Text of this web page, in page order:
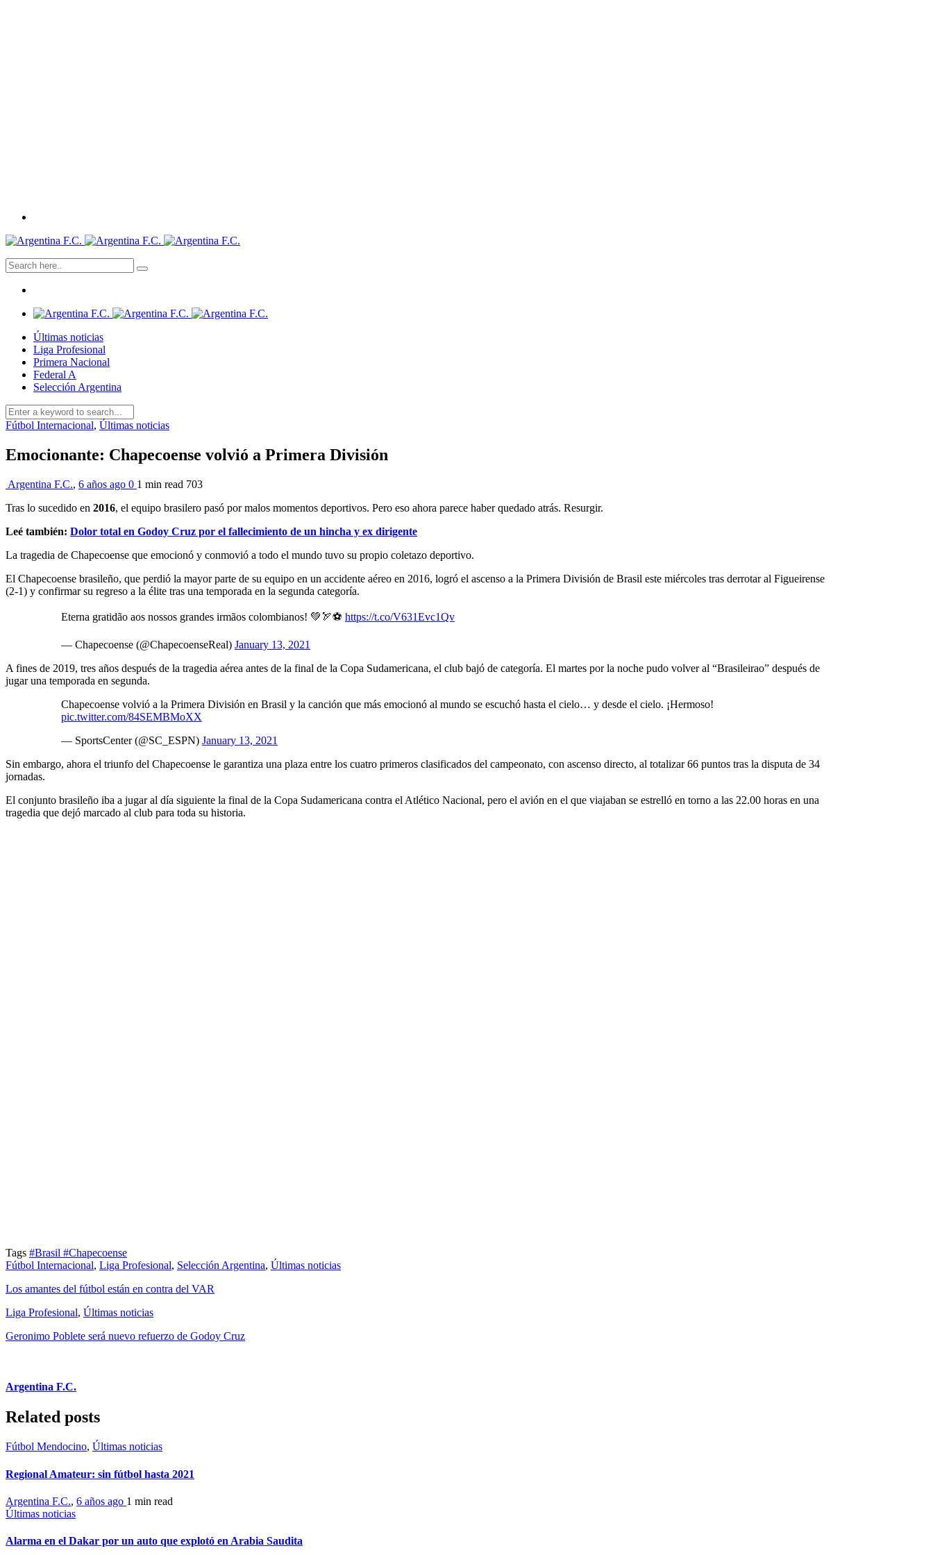
Últimas noticias
Liga Profesional
Primera Nacional
Federal A
Selección Argentina
Fútbol Internacional, Últimas noticias
Emocionante: Chapecoense volvió a Primera División
Argentina F.C., 6 años ago 0 1 min read 703
Tras lo sucedido en 2016, el equipo brasilero pasó por malos momentos deportivos. Pero eso ahora parece haber quedado atrás. Resurgir.
Leé también: Dolor total en Godoy Cruz por el fallecimiento de un hincha y ex dirigente
La tragedia de Chapecoense que emocionó y conmovió a todo el mundo tuvo su propio coletazo deportivo.
El Chapecoense brasileño, que perdió la mayor parte de su equipo en un accidente aéreo en 2016, logró el ascenso a la Primera División de Brasil este miércoles tras derrotar al Figueirense
(2-1) y confirmar su regreso a la élite tras una temporada en la segunda categoría.
Eterna gratidão aos nossos grandes irmãos colombianos! 💚🏹⚽️ https://t.co/V631Evc1Qv
— Chapecoense (@ChapecoenseReal) January 13, 2021
A fines de 2019, tres años después de la tragedia aérea antes de la final de la Copa Sudamericana, el club bajó de categoría. El martes por la noche pudo volver al “Brasileirao” después de
jugar una temporada en segunda.
Chapecoense volvió a la Primera División en Brasil y la canción que más emocionó al mundo se escuchó hasta el cielo… y desde el cielo. ¡Hermoso!
pic.twitter.com/84SEMBMoXX
— SportsCenter (@SC_ESPN) January 13, 2021
Sin embargo, ahora el triunfo del Chapecoense le garantiza una plaza entre los cuatro primeros clasificados del campeonato, con ascenso directo, al totalizar 66 puntos tras la disputa de 34
jornadas.
El conjunto brasileño iba a jugar al día siguiente la final de la Copa Sudamericana contra el Atlético Nacional, pero el avión en el que viajaban se estrelló en torno a las 22.00 horas en una
tragedia que dejó marcado al club para toda su historia.
Tags #Brasil #Chapecoense
Fútbol Internacional, Liga Profesional, Selección Argentina, Últimas noticias
Los amantes del fútbol están en contra del VAR
Liga Profesional, Últimas noticias
Geronimo Poblete será nuevo refuerzo de Godoy Cruz
Argentina F.C.
Related posts
Fútbol Mendocino, Últimas noticias
Regional Amateur: sin fútbol hasta 2021
Argentina F.C., 6 años ago 1 min read
Últimas noticias
Alarma en el Dakar por un auto que explotó en Arabia Saudita